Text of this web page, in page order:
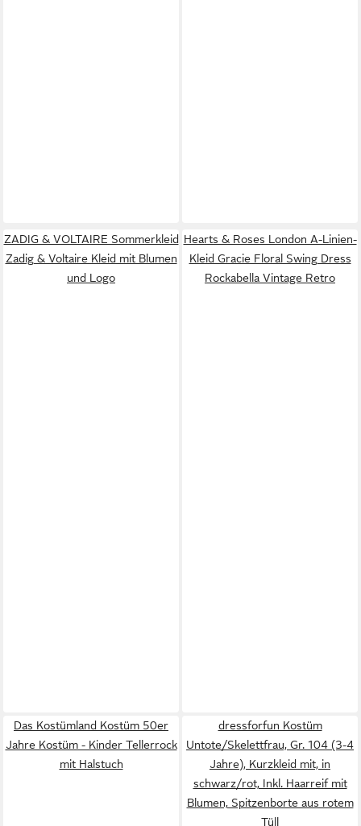
ZADIG & VOLTAIRE Sommerkleid
Zadig & Voltaire Kleid mit Blumen
und Logo
Hearts & Roses London A-Linien-
Kleid Gracie Floral Swing Dress
Rockabella Vintage Retro
Das Kostümland Kostüm 50er
Jahre Kostüm - Kinder Tellerrock
mit Halstuch
dressforfun Kostüm
Untote/Skelettfrau, Gr. 104 (3-4
Jahre), Kurzkleid mit, in
schwarz/rot, Inkl. Haarreif mit
Blumen, Spitzenborte aus rotem
Tüll